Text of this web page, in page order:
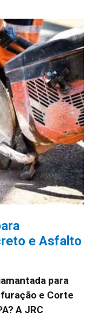
e Asfalto
para
e Corte
A JRC